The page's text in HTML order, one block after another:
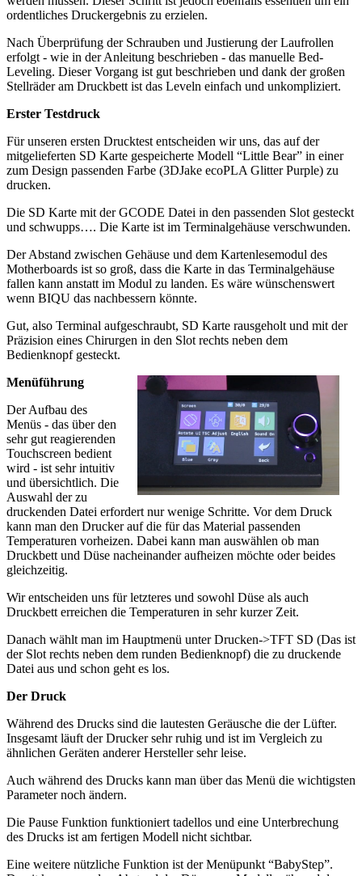
ordentliches Druckergebnis zu erzielen.
Nach Überprüfung der Schrauben und Justierung der Laufrollen
erfolgt - wie in der Anleitung beschrieben - das manuelle Bed-
Leveling. Dieser Vorgang ist gut beschrieben und dank der großen
Stellräder am Druckbett ist das Leveln einfach und unkompliziert.
Erster Testdruck
Für unseren ersten Drucktest entscheiden wir uns, das auf der
mitgelieferten SD Karte gespeicherte Modell “Little Bear” in einer
zum Design passenden Farbe (3DJake ecoPLA Glitter Purple) zu
drucken.
Die SD Karte mit der GCODE Datei in den passenden Slot gesteckt
und schwupps…. Die Karte ist im Terminalgehäuse verschwunden.
Der Abstand zwischen Gehäuse und dem Kartenlesemodul des
Motherboards ist so groß, dass die Karte in das Terminalgehäuse
fallen kann anstatt im Modul zu landen. Es wäre wünschenswert
wenn BIQU das nachbessern könnte.
Gut, also Terminal aufgeschraubt, SD Karte rausgeholt und mit der
Präzision eines Chirurgen in den Slot rechts neben dem
Bedienknopf gesteckt.
Menüführung
Der Aufbau des
Menüs - das über den
sehr gut reagierenden
Touchscreen bedient
wird - ist sehr intuitiv
und übersichtlich. Die
Auswahl der zu
druckenden Datei erfordert nur wenige Schritte. Vor dem Druck
kann man den Drucker auf die für das Material passenden
Temperaturen vorheizen. Dabei kann man auswählen ob man
Druckbett und Düse nacheinander aufheizen möchte oder beides
gleichzeitig.
Wir entscheiden uns für letzteres und sowohl Düse als auch
Druckbett erreichen die Temperaturen in sehr kurzer Zeit.
Danach wählt man im Hauptmenü unter Drucken->TFT SD (Das ist
der Slot rechts neben dem runden Bedienknopf) die zu druckende
Datei aus und schon geht es los.
Der Druck
Während des Drucks sind die lautesten Geräusche die der Lüfter.
Insgesamt läuft der Drucker sehr ruhig und ist im Vergleich zu
ähnlichen Geräten anderer Hersteller sehr leise.
Auch während des Drucks kann man über das Menü die wichtigsten
Parameter noch ändern.
Die Pause Funktion funktioniert tadellos und eine Unterbrechung
des Drucks ist am fertigen Modell nicht sichtbar.
Eine weitere nützliche Funktion ist der Menüpunkt “BabyStep”.